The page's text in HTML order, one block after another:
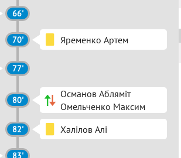
66'
70'
Яременко Артем
77'
80'
Османов Абляміт
Омельченко Максим
82' Халілов Алі
83'